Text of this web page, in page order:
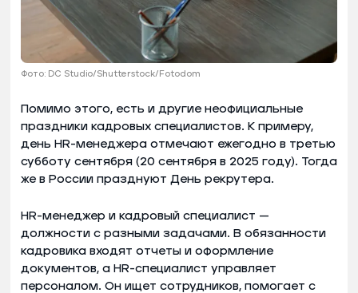
Фото: DC Studio/Shutterstock/Fotodom
Помимо этого, есть и другие неофициальные
праздники кадровых специалистов. К примеру,
день HR-менеджера отмечают ежегодно в третью
субботу сентября (20 сентября в 2025 году). Тогда
же в России празднуют День рекрутера.
HR-менеджер и кадровый специалист —
должности с разными задачами. В обязанности
кадровика входят отчеты и оформление
документов, а HR-специалист управляет
персоналом. Он ищет сотрудников, помогает с